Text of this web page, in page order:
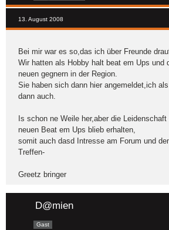
13. August 2008
Bei mir war es so,das ich über Freunde
Wir hatten als Hobby halt beat em Ups und
neuen gegnern in der Region.
Sie haben sich dann hier angemeldet,ich
dann auch.
Is schon ne Weile her,aber die
neuen Beat em Ups blieb erhalten,
somit auch dasd Intresse am Forum und
Treffen-
Greetz bringer
D@mien
Gast